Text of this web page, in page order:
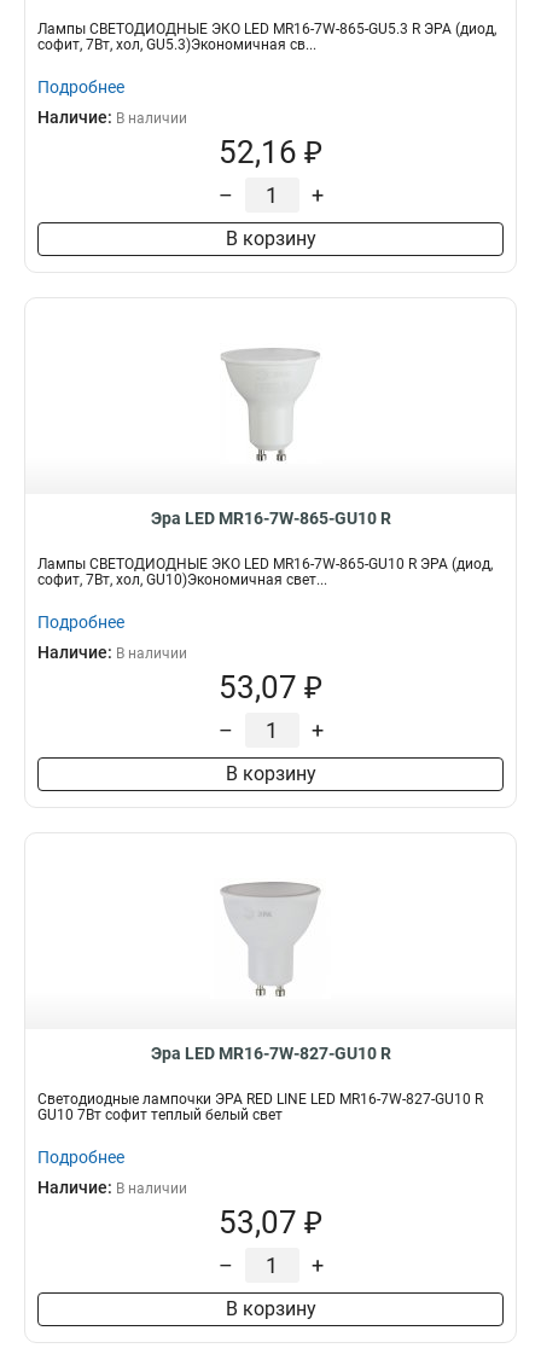
Лампы СВЕТОДИОДНЫЕ ЭКО LED MR16-7W-865-GU5.3 R ЭРА (диод,
софит, 7Вт, хол, GU5.3)Экономичная св...
Подробнее
Наличие: В наличии
52,16 ₽
– +
В корзину
Эра LED MR16-7W-865-GU10 R
Лампы СВЕТОДИОДНЫЕ ЭКО LED MR16-7W-865-GU10 R ЭРА (диод,
софит, 7Вт, хол, GU10)Экономичная свет...
Подробнее
Наличие: В наличии
53,07 ₽
– +
В корзину
Эра LED MR16-7W-827-GU10 R
Светодиодные лампочки ЭРА RED LINE LED MR16-7W-827-GU10 R
GU10 7Вт софит теплый белый свет
Подробнее
Наличие: В наличии
53,07 ₽
– +
В корзину